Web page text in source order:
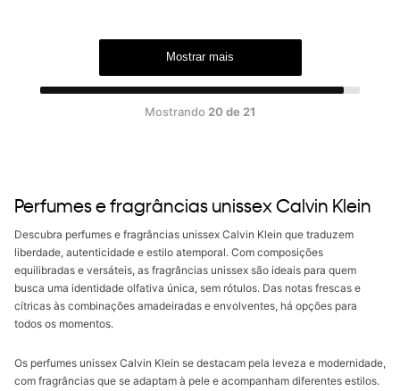
Mostrar mais
Mostrando 20 de 21
Perfumes e fragrâncias unissex Calvin Klein
Descubra perfumes e fragrâncias unissex Calvin Klein que traduzem
liberdade, autenticidade e estilo atemporal. Com composições
equilibradas e versáteis, as fragrâncias unissex são ideais para quem
busca uma identidade olfativa única, sem rótulos. Das notas frescas e
cítricas às combinações amadeiradas e envolventes, há opções para
todos os momentos.
Os perfumes unissex Calvin Klein se destacam pela leveza e modernidade,
com fragrâncias que se adaptam à pele e acompanham diferentes estilos.